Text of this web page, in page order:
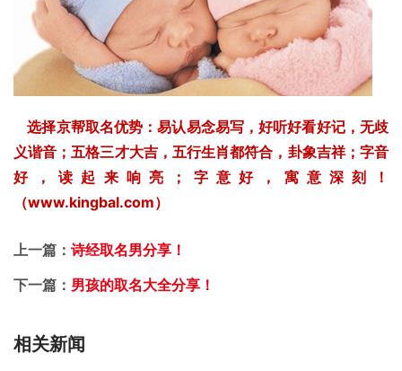
选择京帮取名优势：易认易念易写，好听好看好记，无歧
义谐音；五格三才大吉，五行生肖都符合，卦象吉祥；字音
好，读起来响亮；字意好，寓意深刻！
（www.kingbal.com）
上一篇： 诗经取名男分享！
下一篇： 男孩的取名大全分享！
相关新闻